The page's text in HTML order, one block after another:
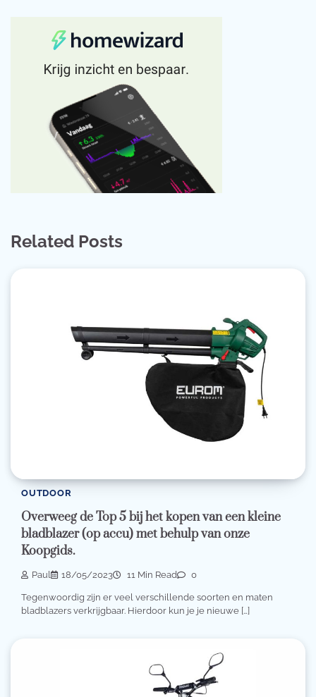
Related Posts
OUTDOOR
Overweeg de Top 5 bij het kopen van een kleine
bladblazer (op accu) met behulp van onze
Koopgids.
Paul 18/05/2023 11 Min Read 0
Tegenwoordig zijn er veel verschillende soorten en maten
bladblazers verkrijgbaar. Hierdoor kun je je nieuwe […]